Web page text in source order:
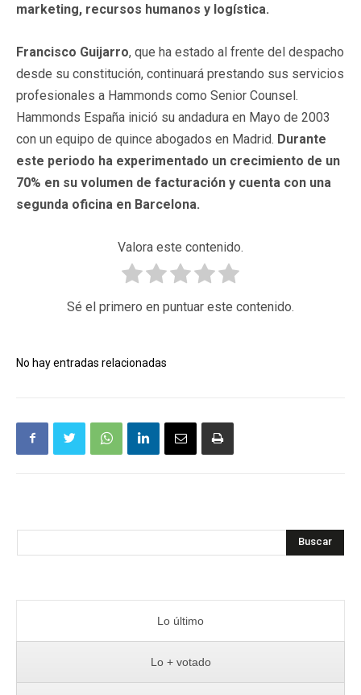
marketing, recursos humanos y logística.
Francisco Guijarro, que ha estado al frente del despacho
desde su constitución, continuará prestando sus servicios
profesionales a Hammonds como Senior Counsel.
Hammonds España inició su andadura en Mayo de 2003
con un equipo de quince abogados en Madrid. Durante
este periodo ha experimentado un crecimiento de un
70% en su volumen de facturación y cuenta con una
segunda oficina en Barcelona.
Valora este contenido.
Sé el primero en puntuar este contenido.
No hay entradas relacionadas
Buscar
Lo último
Lo + votado